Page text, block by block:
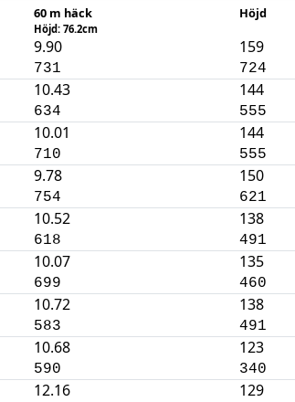
60 m häck
Höjd: 76.2cm
Höjd
9.90
731
159
724
10.43
634
144
555
10.01
710
144
555
9.78
754
150
621
10.52
618
138
491
10.07
699
135
460
10.72
583
138
491
10.68
590
123
340
12.16 129